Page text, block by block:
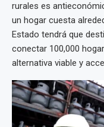
rurales es
un hogar cuesta
Estado tendrá que
conectar 100,000
alternativa viable y